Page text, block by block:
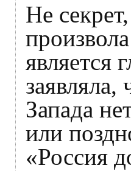
Не
является
Запада
или
«Россия